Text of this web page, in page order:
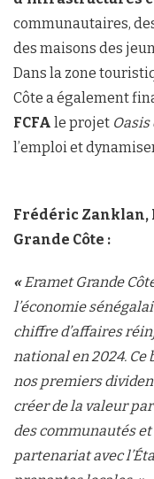
communautaires,
des maisons des
Dans la zone
Côte a également
FCFA le projet Oasis
l’emploi et
Frédéric Zanklan,
Grande Côte :
« Eramet Grande
l’économie
chiffre d’affaires
national en 2024.
nos premiers
créer de la valeur
des communautés
partenariat avec